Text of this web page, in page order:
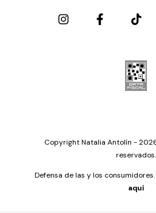
Copyright Natalia Antolín -
reservados.
Defensa de las y los
aquí